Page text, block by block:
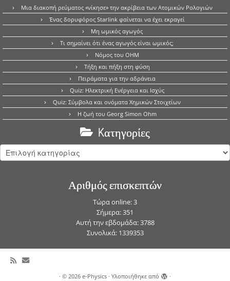
Μια διακοπή ρεύματος «νίκησε» την ακρίβεια των Ατομικών Ρολογιών
Ένας δορυφόρος Starlink φαίνεται να έχει εκραγεί
Μη ωμικός αγωγός
Τι σημαίνει ότι ένας αγωγός είναι ωμικός;
Νόμος του OHM
Τήξη και πήξη στη φύση
Πειράματα για την αδράνεια
Quiz: Ηλεκτρική Ενέργεια και Ισχύς
Quiz: Σύμβολα και ονόματα Χημικών Στοιχείων
Η ζωή του Georg Simon Ohm
Kατηγορίες
Kατηγορίες
Αριθμός επισκεπτών
Τώρα online: 3
Σήμερα: 351
Αυτή την εβδομάδα: 3788
Συνολικά: 1339353
· © 2026 e-Physics · Υλοποιήθηκε από ·